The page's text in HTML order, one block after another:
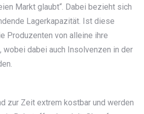
Markt glaubt“. Dabei bezieht sich
Lagerkapazität. Ist diese
Produzenten von alleine ihre
wobei dabei auch Insolvenzen in der
zur Zeit extrem kostbar und werden